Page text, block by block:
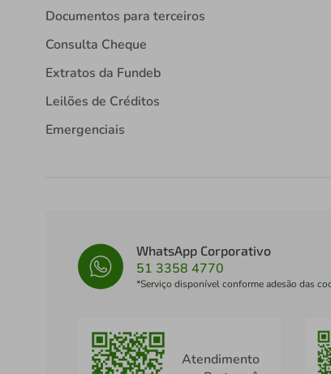
Documentos para terceiros
Consulta Cheque
Extratos da Fundeb
Leilões de Créditos
Emergenciais
WhatsApp Corporativo
51 3358 4770
*Serviço disponível conforme adesão das
Atendimento